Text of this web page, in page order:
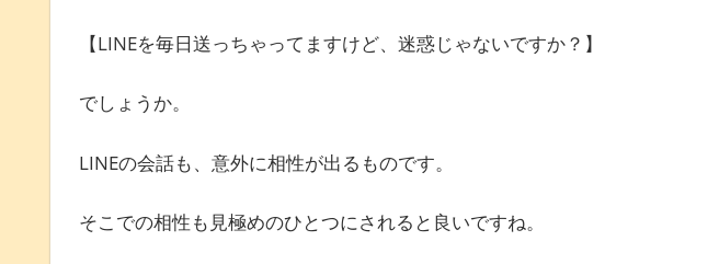
【LINEを毎日送っちゃってますけど、迷惑じゃないですか？】
でしょうか。
LINEの会話も、意外に相性が出るものです。
そこでの相性も見極めのひとつにされると良いですね。